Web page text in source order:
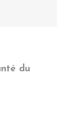
du